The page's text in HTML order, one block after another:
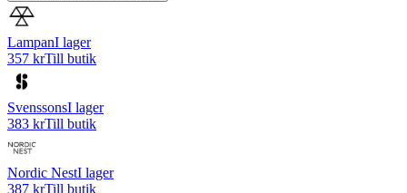
LampanI lager
357 krTill butik
SvenssonsI lager
383 krTill butik
Nordic NestI lager
387 krTill butik